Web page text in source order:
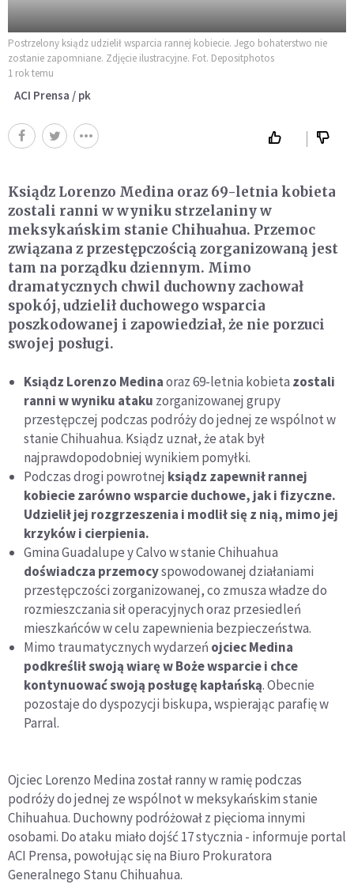
Postrzelony ksiądz udzielił wsparcia rannej kobiecie. Jego bohaterstwo nie
zostanie zapomniane. Zdjęcie ilustracyjne. Fot. Depositphotos
1 rok temu
ACI Prensa / pk
Ksiądz Lorenzo Medina oraz 69-letnia kobieta
zostali ranni w wyniku strzelaniny w
meksykańskim stanie Chihuahua. Przemoc
związana z przestępczością zorganizowaną jest
tam na porządku dziennym. Mimo
dramatycznych chwil duchowny zachował
spokój, udzielił duchowego wsparcia
poszkodowanej i zapowiedział, że nie porzuci
swojej posługi.
Ksiądz Lorenzo Medinaoraz 69-letnia kobieta zostali
ranni w wyniku ataku zorganizowanej grupy
przestępczej podczas podróży do jednej ze wspólnot w
stanie Chihuahua. Ksiądz uznał, że atak był
najprawdopodobniej wynikiem pomyłki.
Podczas drogi powrotnej ksiądz zapewnił rannej
kobiecie zarówno wsparcie duchowe, jak i fizyczne.
Udzielił jej rozgrzeszenia i modlił się z nią, mimo jej
krzyków i cierpienia.
Gmina Guadalupe y Calvo w stanie Chihuahua
doświadcza przemocyspowodowanej działaniami
przestępczości zorganizowanej, co zmusza władze do
rozmieszczania sił operacyjnych oraz przesiedleń
mieszkańców w celu zapewnienia bezpieczeństwa.
Mimo traumatycznych wydarzeń ojciec Medina
podkreślił swoją wiarę w Boże wsparcie i chce
kontynuować swoją posługę kapłańską. Obecnie
pozostaje do dyspozycji biskupa, wspierając parafię w
Parral.
Ojciec Lorenzo Medina został ranny w ramię podczas
podróży do jednej ze wspólnot w meksykańskim stanie
Chihuahua. Duchowny podróżował z pięcioma innymi
osobami. Do ataku miało dojść 17 stycznia - informuje portal
ACI Prensa, powołując się na Biuro Prokuratora
Generalnego Stanu Chihuahua.